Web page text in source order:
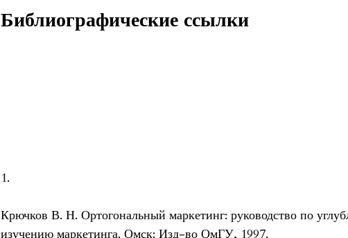
Библиографические ссылки
1.
Крючков В. Н. Ортогональный маркетинг: руководство по
изучению маркетинга. Омск: Изд-во ОмГУ, 1997.